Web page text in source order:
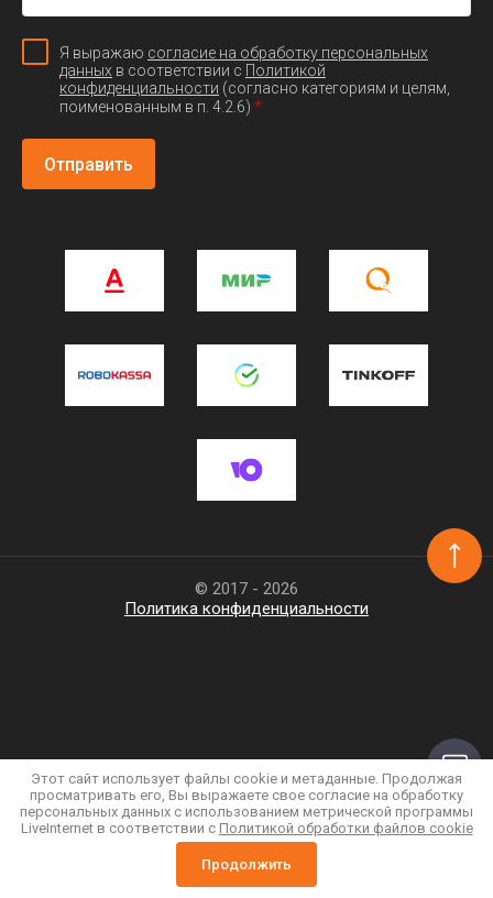
Я выражаю согласие на обработку персональных
данных в соответствии с Политикой
конфиденциальности (согласно категориям и целям,
поименованным в п. 4.2.6) *
Отправить
© 2017 - 2026
Политика конфиденциальности
Этот сайт использует файлы cookie и метаданные. Продолжая
просматривать его, Вы выражаете свое согласие на обработку
персональных данных с использованием метрической программы
LiveInternet в соответствии с Политикой обработки файлов cookie
Продолжить